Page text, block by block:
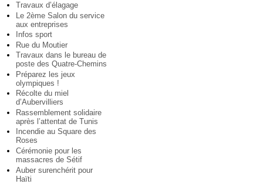
Travaux d’élagage
Le 2ème Salon du service
aux entreprises
Infos sport
Rue du Moutier
Travaux dans le bureau de
poste des Quatre-Chemins
Préparez les jeux
olympiques !
Récolte du miel
d’Aubervilliers
Rassemblement solidaire
après l’attentat de Tunis
Incendie au Square des
Roses
Cérémonie pour les
massacres de Sétif
Auber surenchérit pour
Haïti